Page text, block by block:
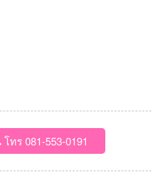
โทร 081-553-0191